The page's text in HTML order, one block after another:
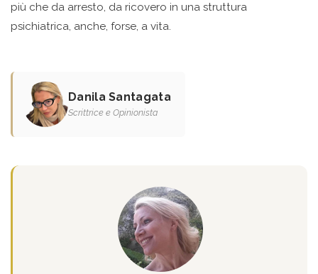
più che da arresto, da ricovero in una struttura
psichiatrica, anche, forse, a vita.
Danila Santagata
Scrittrice e Opinionista